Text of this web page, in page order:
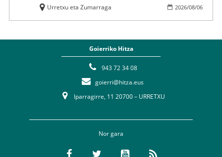
2026/08/06
Urretxu eta Zumarraga
Goierriko Hitza
943 72 34 08
goierri@hitza.eus
Iparragirre, 11 20700 – URRETXU
Nor gara